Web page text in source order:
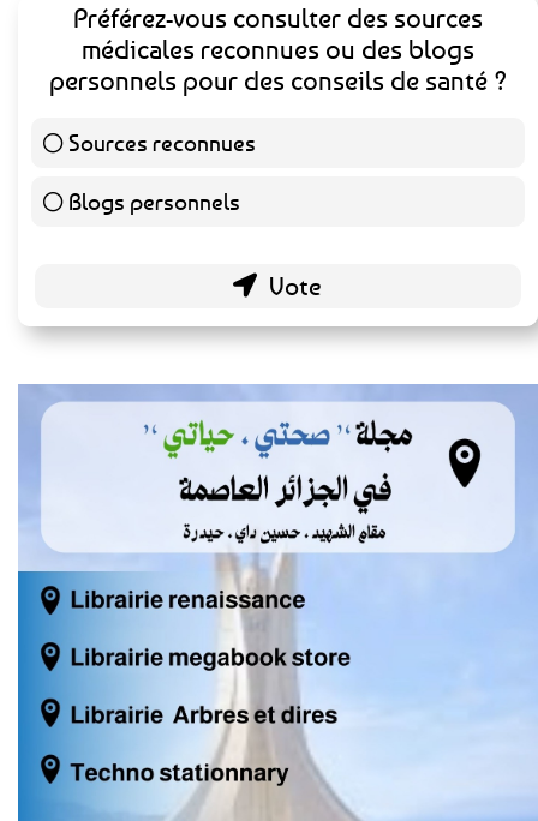
Préférez-vous consulter des sources
médicales reconnues ou des blogs
personnels pour des conseils de santé ?
Sources reconnues
Blogs personnels